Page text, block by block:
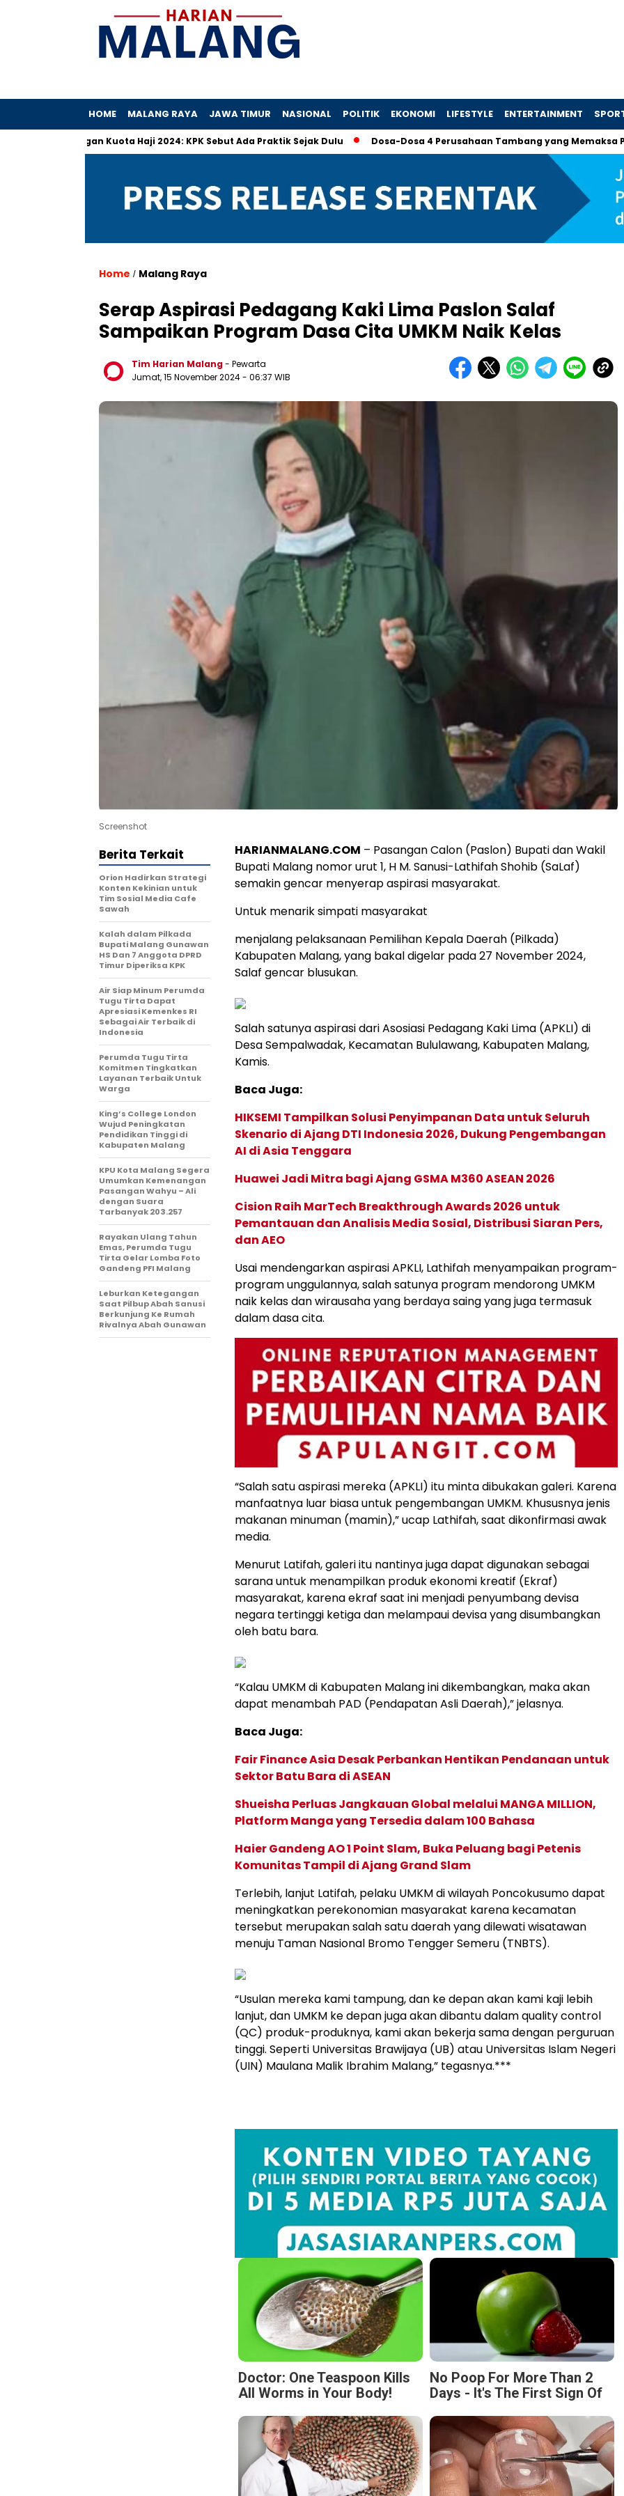
HOME MALANG RAYA JAWA TIMUR NASIONAL POLITIK EKONOMI LIFESTYLE ENTERTAINMENT
Kuota Haji 2024: KPK Sebut Ada Praktik Sejak Dulu Dosa-Dosa 4 Perusahaan Tambang yang Memaksa
Home / Malang Raya
Serap Aspirasi Pedagang Kaki Lima Paslon Salaf
Sampaikan Program Dasa Cita UMKM Naik Kelas
Tim Harian Malang- Pewarta
Jumat, 15 November 2024- 06:37 WIB
Screenshot
HARIANMALANG.COM – Pasangan Calon (Paslon) Bupati dan Wakil
Bupati Malang nomor urut 1, H M. Sanusi-Lathifah Shohib (SaLaf)
semakin gencar menyerap aspirasi masyarakat.
Untuk menarik simpati masyarakat
menjalang pelaksanaan Pemilihan Kepala Daerah (Pilkada)
Kabupaten Malang, yang bakal digelar pada 27 November 2024,
Salaf gencar blusukan.
Salah satunya aspirasi dari Asosiasi Pedagang Kaki Lima (APKLI) di
Desa Sempalwadak, Kecamatan Bululawang, Kabupaten Malang,
Kamis.
Baca Juga:
HIKSEMI Tampilkan Solusi Penyimpanan Data untuk Seluruh
Skenario di Ajang DTI Indonesia 2026, Dukung Pengembangan
AI di Asia Tenggara
Huawei Jadi Mitra bagi Ajang GSMA M360 ASEAN 2026
Cision Raih MarTech Breakthrough Awards 2026 untuk
Pemantauan dan Analisis Media Sosial, Distribusi Siaran Pers,
dan AEO
Usai mendengarkan aspirasi APKLI, Lathifah menyampaikan program-
program unggulannya, salah satunya program mendorong UMKM
naik kelas dan wirausaha yang berdaya saing yang juga termasuk
dalam dasa cita.
“Salah satu aspirasi mereka (APKLI) itu minta dibukakan galeri. Karena
manfaatnya luar biasa untuk pengembangan UMKM. Khususnya jenis
makanan minuman (mamin),” ucap Lathifah, saat dikonfirmasi awak
media.
Menurut Latifah, galeri itu nantinya juga dapat digunakan sebagai
sarana untuk menampilkan produk ekonomi kreatif (Ekraf)
masyarakat, karena ekraf saat ini menjadi penyumbang devisa
negara tertinggi ketiga dan melampaui devisa yang disumbangkan
oleh batu bara.
“Kalau UMKM di Kabupaten Malang ini dikembangkan, maka akan
dapat menambah PAD (Pendapatan Asli Daerah),” jelasnya.
Baca Juga:
Fair Finance Asia Desak Perbankan Hentikan Pendanaan untuk
Sektor Batu Bara di ASEAN
Shueisha Perluas Jangkauan Global melalui MANGA MILLION,
Platform Manga yang Tersedia dalam 100 Bahasa
Haier Gandeng AO 1 Point Slam, Buka Peluang bagi Petenis
Komunitas Tampil di Ajang Grand Slam
Terlebih, lanjut Latifah, pelaku UMKM di wilayah Poncokusumo dapat
meningkatkan perekonomian masyarakat karena kecamatan
tersebut merupakan salah satu daerah yang dilewati wisatawan
menuju Taman Nasional Bromo Tengger Semeru (TNBTS).
“Usulan mereka kami tampung, dan ke depan akan kami kaji lebih
lanjut, dan UMKM ke depan juga akan dibantu dalam quality control
(QC) produk-produknya, kami akan bekerja sama dengan perguruan
tinggi. Seperti Universitas Brawijaya (UB) atau Universitas Islam Negeri
(UIN) Maulana Malik Ibrahim Malang,” tegasnya.***
Doctor: One Teaspoon Kills
All Worms in Your Body!
No Poop For More Than 2
Days - It's The First Sign Of
Berita Terkait
Orion Hadirkan Strategi
Konten Kekinian untuk
Tim Sosial Media Cafe
Sawah
Kalah dalam Pilkada
Bupati Malang Gunawan
HS Dan 7 Anggota DPRD
Timur Diperiksa KPK
Air Siap Minum Perumda
Tugu Tirta Dapat
Apresiasi Kemenkes RI
Sebagai Air Terbaik di
Indonesia
Perumda Tugu Tirta
Komitmen Tingkatkan
Layanan Terbaik Untuk
Warga
King’s College London
Wujud Peningkatan
Pendidikan Tinggi di
Kabupaten Malang
KPU Kota Malang Segera
Umumkan Kemenangan
Pasangan Wahyu – Ali
dengan Suara
Tarbanyak 203.257
Rayakan Ulang Tahun
Emas, Perumda Tugu
Tirta Gelar Lomba Foto
Gandeng PFI Malang
Leburkan Ketegangan
Saat Pilbup Abah Sanusi
Berkunjung Ke Rumah
Rivalnya Abah Gunawan